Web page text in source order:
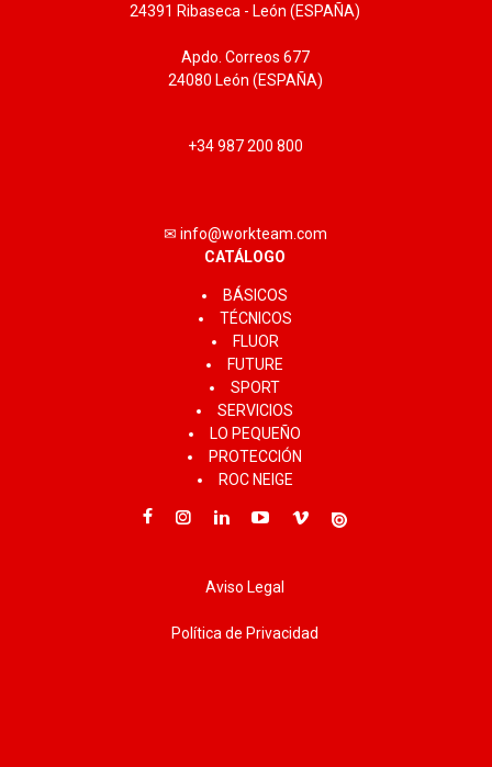
24391 Ribaseca - León (ESPAÑA)
Apdo. Correos 677
24080 León (ESPAÑA)
+34 987 200 800
✉ info@workteam.com
CATÁLOGO
BÁSICOS
TÉCNICOS
FLUOR
FUTURE
SPORT
SERVICIOS
LO PEQUEÑO
PROTECCIÓN
ROC NEIGE
Aviso Legal
Política de Privacidad